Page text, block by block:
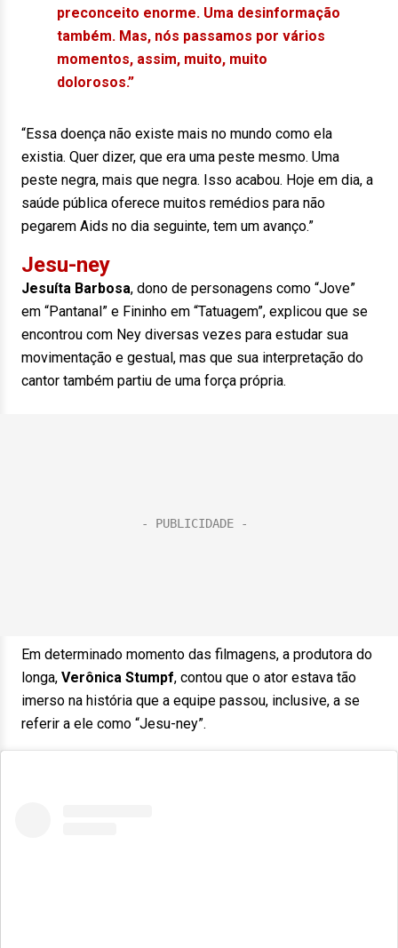
preconceito enorme. Uma desinformação
também. Mas, nós passamos por vários
momentos, assim, muito, muito
dolorosos.”
“Essa doença não existe mais no mundo como ela
existia. Quer dizer, que era uma peste mesmo. Uma
peste negra, mais que negra. Isso acabou. Hoje em dia, a
saúde pública oferece muitos remédios para não
pegarem Aids no dia seguinte, tem um avanço.”
Jesu-ney
Jesuíta Barbosa, dono de personagens como “Jove”
em “Pantanal” e Fininho em “Tatuagem”, explicou que se
encontrou com Ney diversas vezes para estudar sua
movimentação e gestual, mas que sua interpretação do
cantor também partiu de uma força própria.
Em determinado momento das filmagens, a produtora do
longa, Verônica Stumpf, contou que o ator estava tão
imerso na história que a equipe passou, inclusive, a se
referir a ele como “Jesu-ney”.